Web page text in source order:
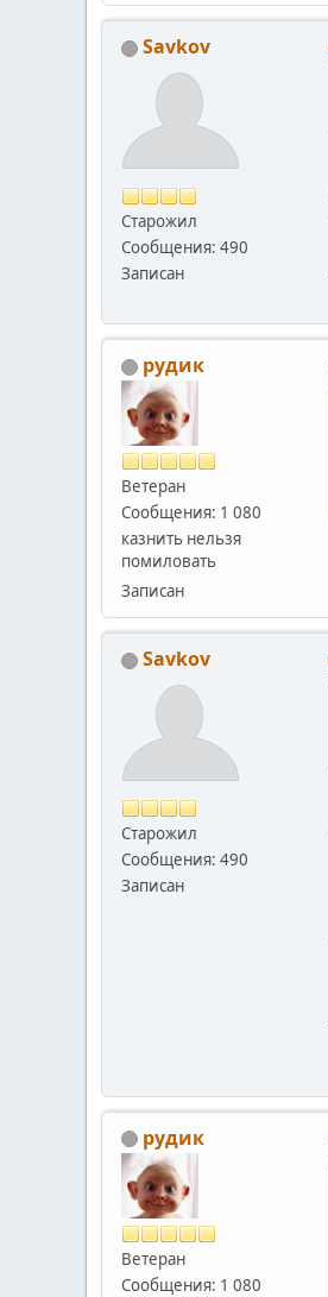
Savkov
Старожил
Сообщения: 490
Записан
рудик
Ветеран
Сообщения: 1 080
казнить нельзя
помиловать
Записан
Savkov
Старожил
Сообщения: 490
Записан
рудик
Ветеран
Сообщения: 1 080